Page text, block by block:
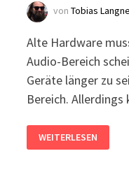
vonTobias
Alte Hardware
Audio-Bereich
Geräte länger zu
Bereich.
AUDIOINTERFACE
UNTER
WINDOWS
WEITERLESEN